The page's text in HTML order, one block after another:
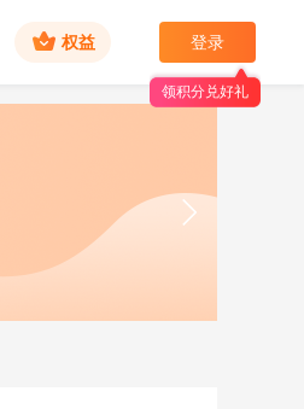
权益 登录
领积分兑好礼